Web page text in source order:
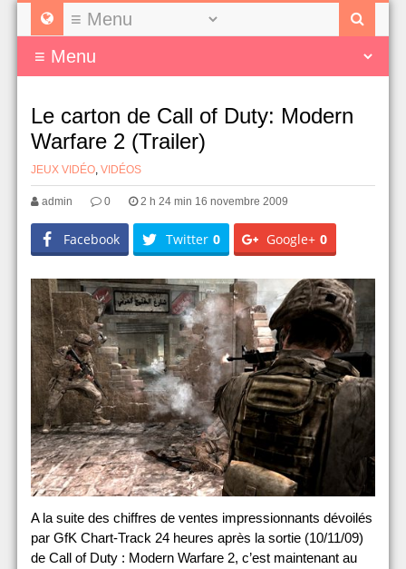
Le carton de Call of Duty: Modern
Warfare 2 (Trailer)
JEUX VIDÉO, VIDÉOS
admin 0 2 h 24 min 16 novembre 2009
Facebook Twitter 0 Google+ 0
A la suite des chiffres de ventes impressionnants dévoilés
par GfK Chart-Track 24 heures après la sortie (10/11/09)
de Call of Duty : Modern Warfare 2, c’est maintenant au